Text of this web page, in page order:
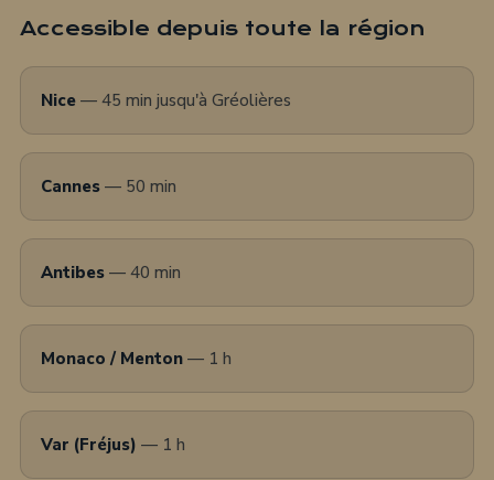
Accessible depuis toute la région
Nice— 45 min jusqu'à Gréolières
Cannes— 50 min
Antibes— 40 min
Monaco / Menton— 1 h
Var (Fréjus) — 1 h